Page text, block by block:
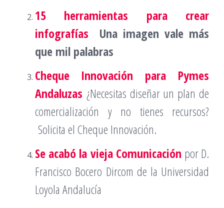
15 herramientas para crear
infografías Una imagen vale más
que mil palabras
Cheque Innovación para Pymes
Andaluzas ¿Necesitas diseñar un plan de
comercialización y no tienes recursos?
Solicita el Cheque Innovación.
Se acabó la vieja Comunicación por D.
Francisco Bocero Dircom de la Universidad
Loyola Andalucía